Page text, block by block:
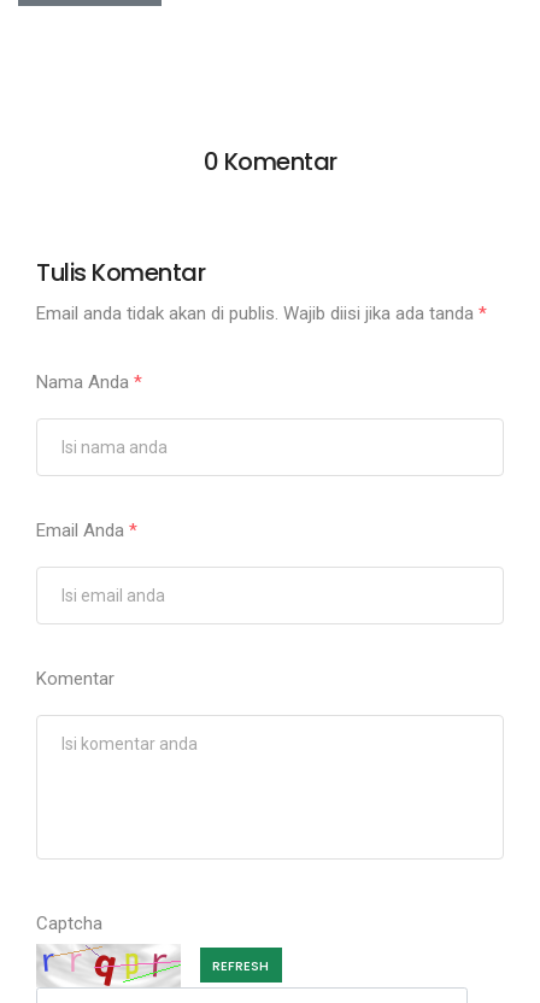
0 Komentar
Tulis Komentar
Email anda tidak akan di publis. Wajib diisi jika ada tanda *
Nama Anda *
Email Anda *
Komentar
Captcha
REFRESH